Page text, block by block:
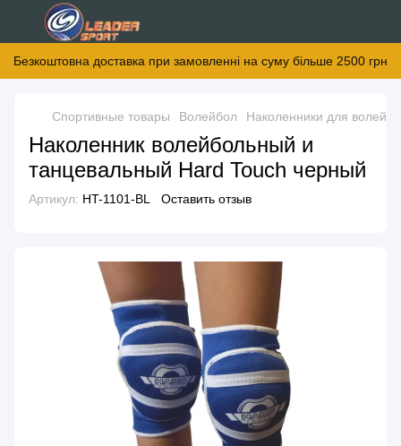
Безкоштовна доставка при замовленні на суму більше 2500 грн
Спортивные товары Волейбол Наколенники для
Наколенник волейбольный и
танцевальный Hard Touch черный
Артикул: HT-1101-BL Оставить отзыв